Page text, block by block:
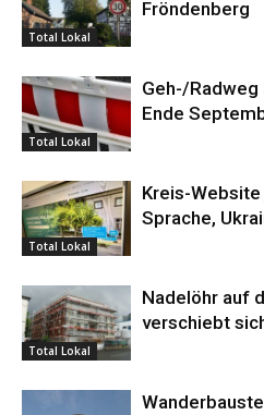
Total Lokal
Fröndenberg
Total Lokal
Geh-/Radweg
Ende
Total Lokal
Kreis-
Sprache,
Total Lokal
Nadelöhr auf
verschiebt